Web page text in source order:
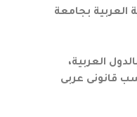
العربية بجامعة
العربية،
قانونى عربى